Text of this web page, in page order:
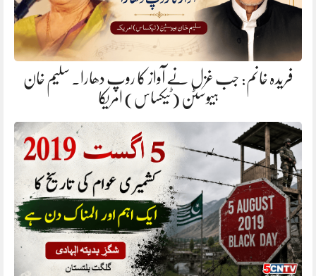
فریدہ خانم: جب غزل نے آواز کا روپ دھارا. سلیم خان
ہیوسٹن (ٹیکساس) امریکا